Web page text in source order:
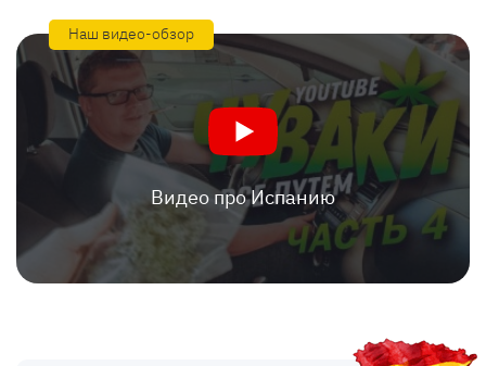
Наш видео-обзор
Видео про Испанию